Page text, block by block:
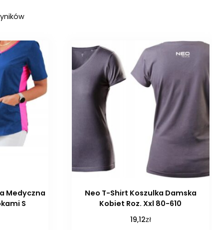
Posortowane
najnowszych
Medyczna
S
Neo T-Shirt Koszulka Damska
Kobiet Roz. Xxl 80-610
19,12zł